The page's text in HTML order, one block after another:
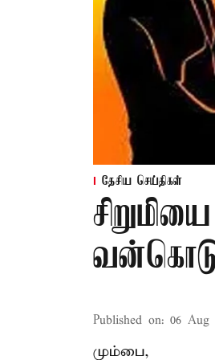
தேசிய செய்திகள்
Published on: 06 Aug
மும்பை,